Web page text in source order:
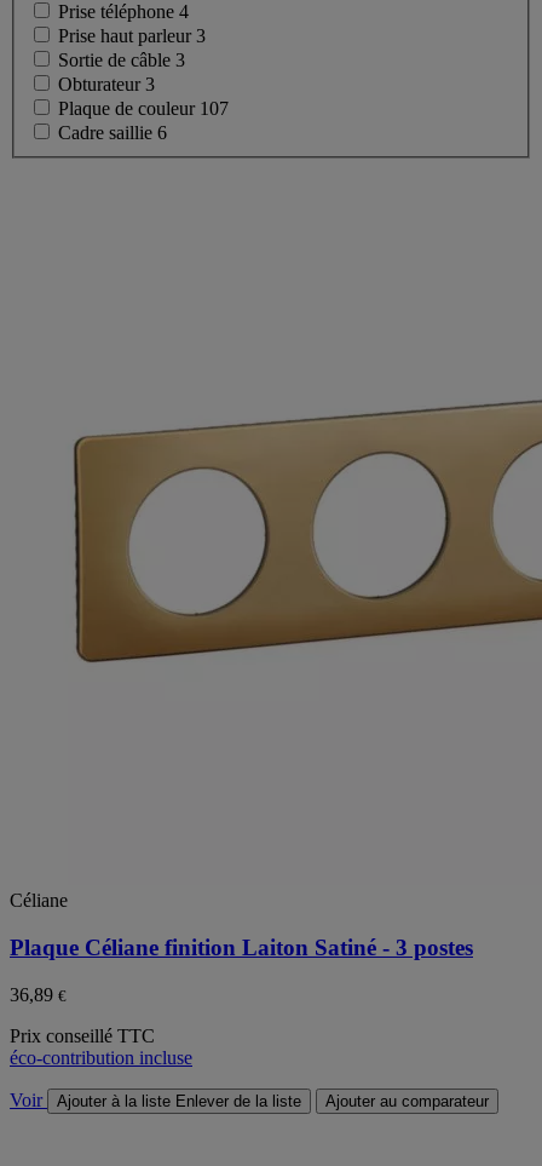
Prise téléphone 4
Prise haut parleur3
Sortie de câble 3
Obturateur3
Plaque de couleur 107
Cadre saillie 6
Céliane
Plaque Céliane finition Laiton Satiné - 3 postes
36,89 €
Prix conseillé TTC
éco-contribution incluse
Voir Ajouter à la liste Enlever de la liste Ajouter au comparateur